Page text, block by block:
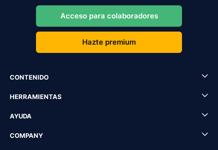
Acceso para colaboradores
Hazte premium
CONTENIDO
HERRAMIENTAS
AYUDA
COMPANY